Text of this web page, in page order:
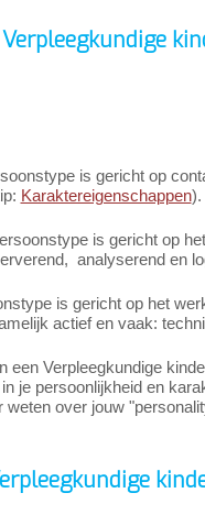
is gericht op
Karaktereigenschappen).
is gericht op
analyserend en
is gericht op het
actief en vaak:
een Verpleegkundige
je persoonlijkheid en
weten over jouw